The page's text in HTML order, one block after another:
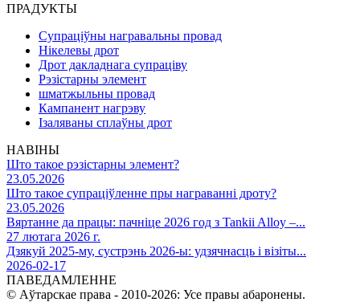
ПРАДУКТЫ
Супраціўны награвальны провад
Нікелевы дрот
Дрот дакладнага супраціву
Рэзістарны элемент
шматжыльны провад
Кампанент нагрэву
Ізаляваны сплаўны дрот
НАВІНЫ
Што такое рэзістарны элемент?
23.05.2026
Што такое супраціўленне пры награванні дроту?
23.05.2026
Вяртанне да працы: пачніце 2026 год з Tankii Alloy –...
27 лютага 2026 г.
Дзякуй 2025-му, сустрэнь 2026-ы: удзячнасць і візіты...
2026-02-17
ПАВЕДАМЛЕННЕ
© Аўтарскае права - 2010-2026: Усе правы абаронены.